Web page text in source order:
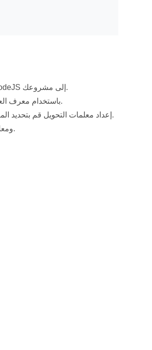
استيراد مكتبة السحابة Aspose.Cells ابدأ باستيراد الحزمة اللازمة من SDK Aspose.Cells Cloud NodeJS إلى مشروعك.
تكوين العميل API باستخدام بيانات الاعتماد قم بمصادقة عميلك API باستخدام معرف العميل الفريد والسر الخاص بالعميل.
إعداد معلمات التحويل قم بتحديد المعلمات لمهمة التحويل، بما في ذلك اسم ملف المصدر، وتنسيق الإخراج المطلوب، ومسار مجلد التخزين.
تنفيذ تحويل المصنف استدعاء عملية التحويل باستخدام طريقة PostConvertWorkbook ومعالجة الاستجابة.